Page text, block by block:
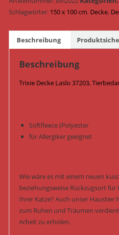
Beige
Schlagwörter: 150 x 100 cm, Decke,
Beschreibung
Beschreibung
Trixie Decke Laslo 37203,
Softfleece (Polyester
für Allergiker geeignet
Wie wäre es mit einem neuen
beziehungsweise Rückzugsort
Ihrer Katze? Auch unser Haustier
zum Ruhen und Träumen
Arbeit zu erholen.